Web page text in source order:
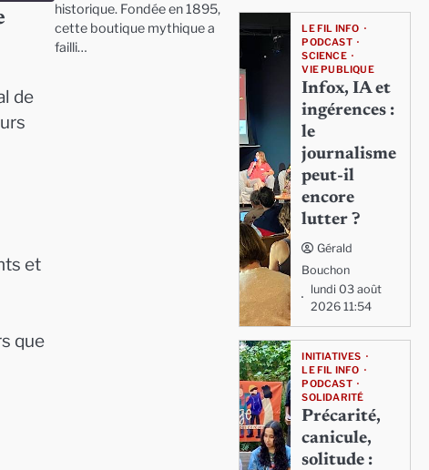
de
et
que
historique. Fondée en 1895,
cette boutique mythique a
failli…
LE FIL INFO
PODCAST
SCIENCE
VIE PUBLIQUE
Infox, IA et
ingérences :
le
journalisme
peut-il
encore
lutter ?
Gérald
Bouchon
lundi 03 août
2026 11:54
INITIATIVES
LE FIL INFO
PODCAST
SOLIDARITÉ
Précarité,
canicule,
solitude :